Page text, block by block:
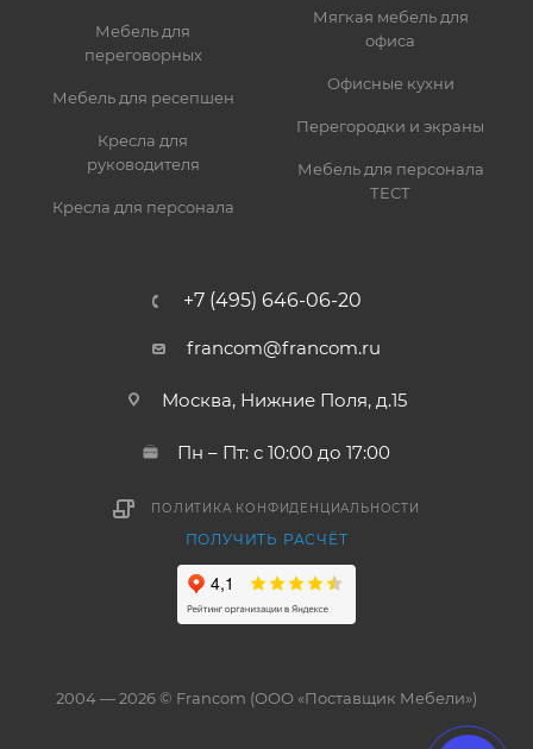
Мебель для
переговорных
Мебель для ресепшен
Кресла для
руководителя
Кресла для персонала
Мягкая мебель для
офиса
Офисные кухни
Перегородки и экраны
Мебель для персонала
ТЕСТ
+7 (495) 646-06-20
francom@francom.ru
Москва, Нижние Поля, д.15
Пн – Пт: с 10:00 до 17:00
ПОЛИТИКА КОНФИДЕНЦИАЛЬНОСТИ
ПОЛУЧИТЬ РАСЧЁТ
2004 — 2026 © Francom (ООО «Поставщик Мебели»)